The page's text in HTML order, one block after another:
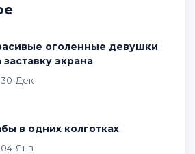
заставку экрана
30-Дек
в одних колготках
04-Янв